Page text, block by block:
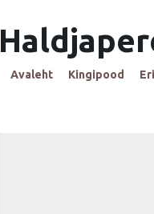
Avaleht Kingipood